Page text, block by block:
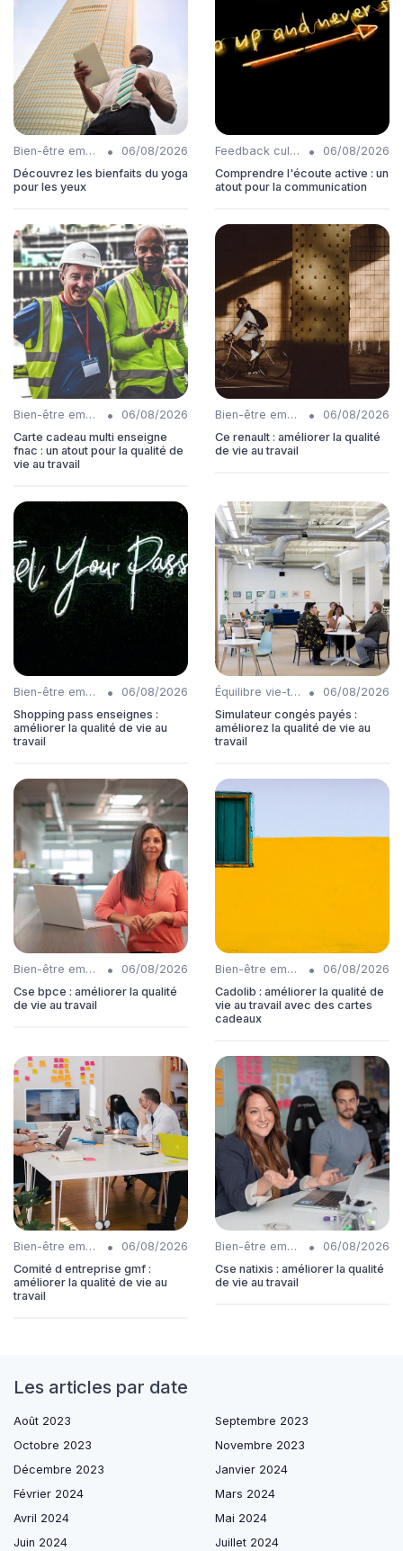
Bien-être employés •
06/08/2026
Découvrez les bienfaits du yoga
pour les yeux
Feedback culture •
06/08/2026
Comprendre l'écoute active : un
atout pour la communication
Bien-être employés •
06/08/2026
Carte cadeau multi enseigne
fnac : un atout pour la qualité de
vie au travail
Bien-être employés •
06/08/2026
Ce renault : améliorer la qualité
de vie au travail
Bien-être employés •
06/08/2026
Shopping pass enseignes :
améliorer la qualité de vie au
travail
Équilibre vie-travail •
06/08/2026
Simulateur congés payés :
améliorez la qualité de vie au
travail
Bien-être employés •
06/08/2026
Cse bpce : améliorer la qualité
de vie au travail
Bien-être employés •
06/08/2026
Cadolib : améliorer la qualité de
vie au travail avec des cartes
cadeaux
Bien-être employés •
06/08/2026
Comité d entreprise gmf :
améliorer la qualité de vie au
travail
Bien-être employés •
06/08/2026
Cse natixis : améliorer la qualité
de vie au travail
Les articles par date
Août 2023
Septembre 2023
Octobre 2023
Novembre 2023
Décembre 2023
Janvier 2024
Février 2024
Mars 2024
Avril 2024
Mai 2024
Juin 2024
Juillet 2024